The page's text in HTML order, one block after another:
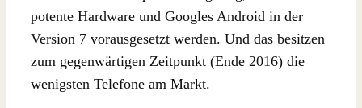
potente Hardware und Googles Android in der
Version 7 vorausgesetzt werden. Und das besitzen
zum gegenwärtigen Zeitpunkt (Ende 2016) die
wenigsten Telefone am Markt.